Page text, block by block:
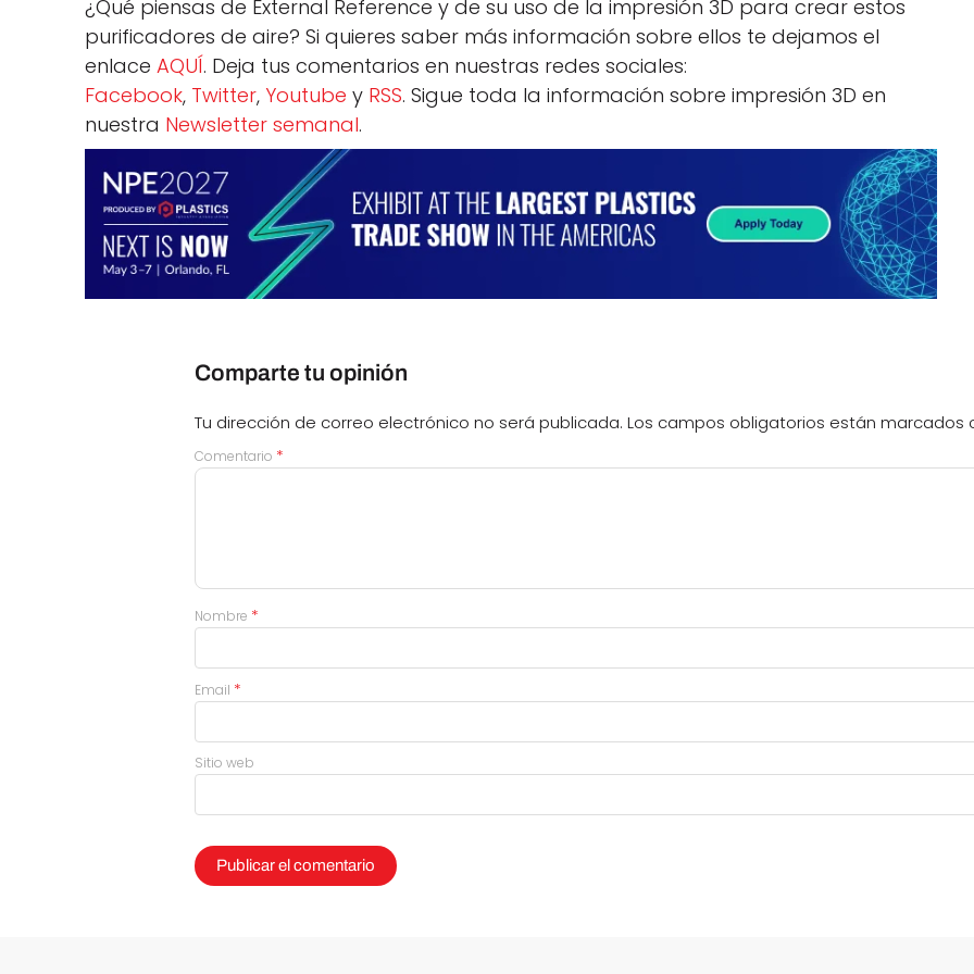
¿Qué piensas de External Reference y de su uso de la impresión 3D para crear estos
purificadores de aire? Si quieres saber más información sobre ellos te dejamos el
enlaceAQUÍ. Deja tus comentarios en nuestras redes sociales:
Facebook, Twitter, Youtube y RSS. Sigue toda la información sobre impresión 3D en
nuestra Newsletter semanal.
Comparte tu opinión
Tu dirección de correo electrónico no será publicada. Los campos obligatorios están marcados
Comentario *
Nombre *
Email *
Sitio web